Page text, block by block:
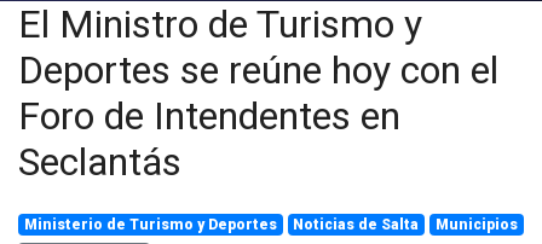
El Ministro de Turismo y
Deportes se reúne hoy con el
Foro de Intendentes en
Seclantás
Ministerio de Turismo y Deportes Noticias de Salta
Municipios